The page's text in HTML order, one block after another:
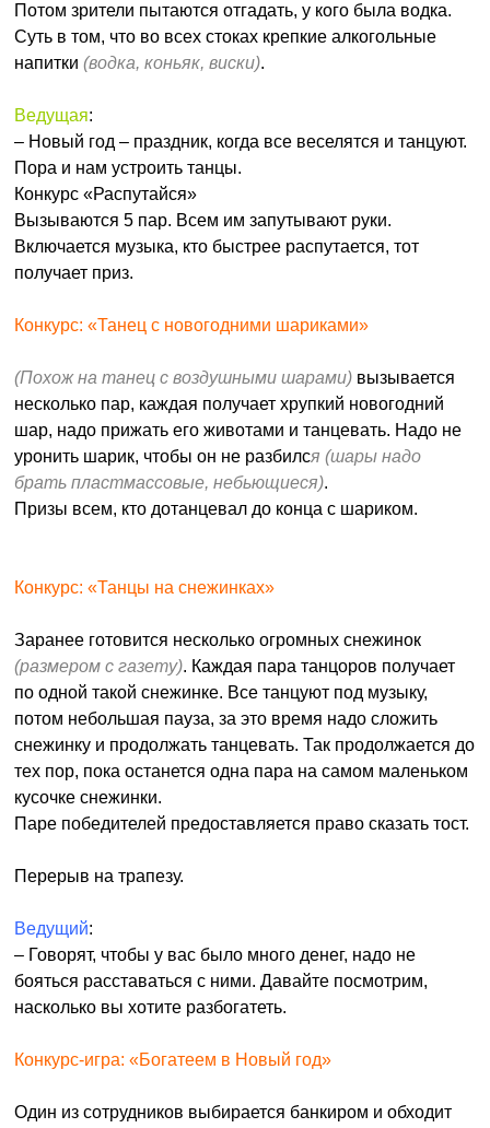
Потом зрители пытаются отгадать, у кого была водка.
Суть в том, что во всех стоках крепкие алкогольные
напитки (водка, коньяк, виски).
Ведущая:
– Новый год – праздник, когда все веселятся и танцуют.
Пора и нам устроить танцы.
Конкурс «Распутайся»
Вызываются 5 пар. Всем им запутывают руки.
Включается музыка, кто быстрее распутается, тот
получает приз.
Конкурс: «Танец с новогодними шариками»
(Похож на танец с воздушными шарами) вызывается
несколько пар, каждая получает хрупкий новогодний
шар, надо прижать его животами и танцевать. Надо не
уронить шарик, чтобы он не разбился (шары надо
брать пластмассовые, небьющиеся).
Призы всем, кто дотанцевал до конца с шариком.
Конкурс: «Танцы на снежинках»
Заранее готовится несколько огромных снежинок
(размером с газету). Каждая пара танцоров получает
по одной такой снежинке. Все танцуют под музыку,
потом небольшая пауза, за это время надо сложить
снежинку и продолжать танцевать. Так продолжается до
тех пор, пока останется одна пара на самом маленьком
кусочке снежинки.
Паре победителей предоставляется право сказать тост.
Перерыв на трапезу.
Ведущий:
– Говорят, чтобы у вас было много денег, надо не
бояться расставаться с ними. Давайте посмотрим,
насколько вы хотите разбогатеть.
Конкурс-игра: «Богатеем в Новый год»
Один из сотрудников выбирается банкиром и обходит